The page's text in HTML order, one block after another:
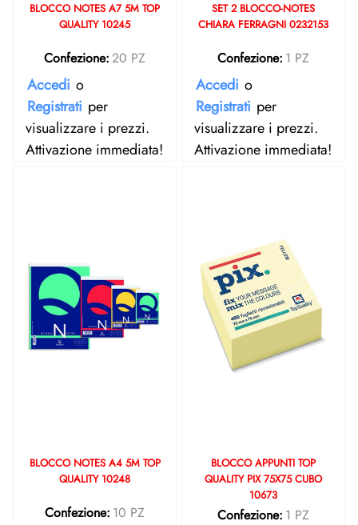
BLOCCO NOTES A7 5M TOP
QUALITY 10245
Confezione:20 PZ
Accedi o
Registrati per
visualizzare i prezzi.
Attivazione immediata!
SET 2 BLOCCO-NOTES
CHIARA FERRAGNI 0232153
Confezione: 1 PZ
Accedi o
Registrati per
visualizzare i prezzi.
Attivazione immediata!
BLOCCO NOTES A4 5M TOP
QUALITY 10248
Confezione: 10 PZ
BLOCCO APPUNTI TOP
QUALITY PIX 75X75 CUBO
10673
Confezione: 1 PZ